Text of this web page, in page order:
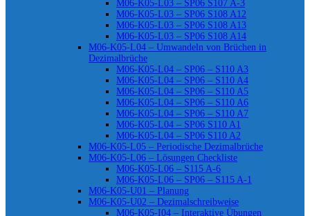
M06-K05-L03 – SP06 S107 A-3
M06-K05-L03 – SP06 S108 A12
M06-K05-L03 – SP06 S108 A13
M06-K05-L03 – SP06 S108 A14
M06-K05-L04 – Umwandeln von Brüchen in
Dezimalbrüche
M06-K05-L04 – SP06 – S110 A3
M06-K05-L04 – SP06 – S110 A4
M06-K05-L04 – SP06 – S110 A5
M06-K05-L04 – SP06 – S110 A6
M06-K05-L04 – SP06 – S110 A7
M06-K05-L04 – SP06 S110 A1
M06-K05-L04 – SP06 S110 A2
M06-K05-L05 – Periodische Dezimalbrüche
M06-K05-L06 – Lösungen Checkliste
M06-K05-L06 – S115 A-6
M06-K05-L06 – SP06 – S115 A-1
M06-K05-U01 – Planung
M06-K05-U02 – Dezimalschreibweise
M06-K05-I04 – Interaktive Übungen